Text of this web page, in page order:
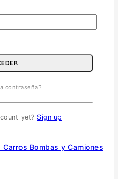
MENU
Y Barcos Die Cast
Bombas y Camiones
contraseña?
yet? Sign up